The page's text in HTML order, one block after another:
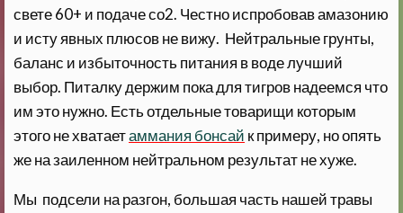
свете 60+ и подаче со2. Честно испробовав амазонию
и исту явных плюсов не вижу. Нейтральные грунты,
баланс и избыточность питания в воде лучший
выбор. Питалку держим пока для тигров надеемся что
им это нужно. Есть отдельные товарищи которым
этого не хватаетаммания бонсай к примеру, но опять
же на заиленном нейтральном результат не хуже.
Мы подсели на разгон, большая часть нашей травы